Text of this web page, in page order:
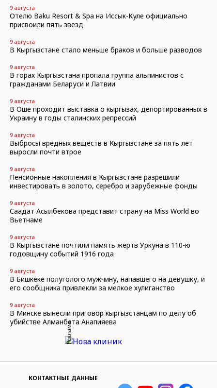
9 августа
Отелю Baku Resort & Spa на Иссык-Куле официально
присвоили пять звезд
9 августа
В Кыргызстане стало меньше браков и больше разводов
9 августа
В горах Кыргызстана пропала группа альпинистов с
гражданами Беларуси и Латвии
9 августа
В Оше проходит выставка о кыргызах, депортированных в
Украину в годы сталинских репрессий
9 августа
Выбросы вредных веществ в Кыргызстане за пять лет
выросли почти втрое
9 августа
Пенсионные накопления в Кыргызстане разрешили
инвестировать в золото, серебро и зарубежные фонды
9 августа
Саадат Асылбекова представит страну на Miss World во
Вьетнаме
9 августа
В Кыргызстане почтили память жертв Уркуна в 110-ю
годовщину событий 1916 года
9 августа
В Бишкеке полуголого мужчину, напавшего на девушку, и
его сообщника привлекли за мелкое хулиганство
9 августа
В Минске вынесли приговор кыргызстанцам по делу об
убийстве Алманбета Анапияева
Реклама
КОНТАКТНЫЕ ДАННЫЕ